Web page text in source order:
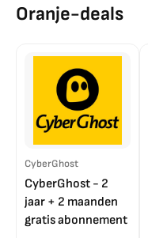
Oranje-deals
CyberGhost
CyberGhost - 2
jaar + 2 maanden
gratis abonnement